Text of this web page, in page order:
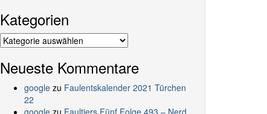
Kategorien
Kategorien
Neueste Kommentare
google zu Faulentskalender 2021 Türchen
22
google zu Faultiers Fünf Folge 493 – Nerd